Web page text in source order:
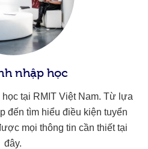
nhập học
tại RMIT Việt Nam. Từ lựa
đến tìm hiểu điều kiện tuyển
mọi thông tin cần thiết tại
đây.